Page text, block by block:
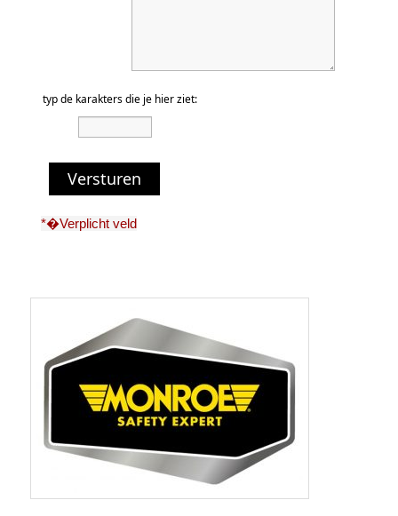
typ de karakters die je hier ziet:
Versturen
*�Verplicht veld